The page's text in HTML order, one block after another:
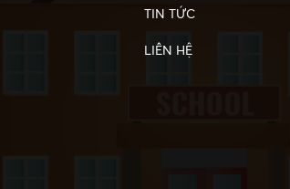
TIN TỨC
LIÊN HỆ